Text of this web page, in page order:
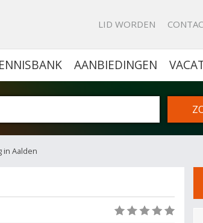
LID WORDEN
AANBIEDINGEN
in Aalden